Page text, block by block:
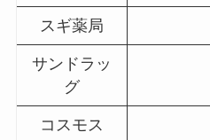
スギ薬局
サンドラッ
グ
コスモス